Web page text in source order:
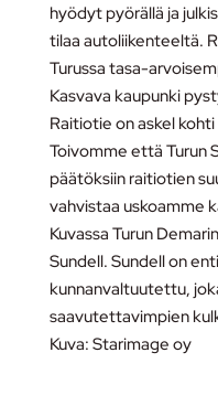
hyödyt pyörällä ja
tilaa autoliikenteeltä.
Turussa tasa-
Kasvava kaupunki
Raitiotie on askel
Toivomme että Turun
päätöksiin raitiotien
vahvistaa uskoamme
Kuvassa Turun
Sundell. Sundell on
kunnanvaltuutettu,
saavutettavimpien
Kuva: Starimage oy